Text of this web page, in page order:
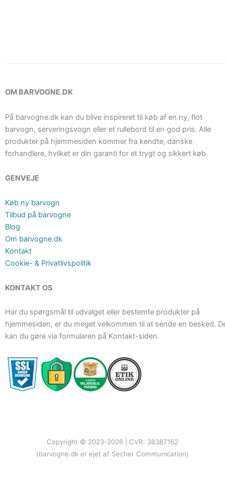
OM BARVOGNE.DK
På barvogne.dk kan du blive inspireret til køb af en ny, flot
barvogn, serveringsvogn eller et rullebord til en god pris. Alle
produkter på hjemmesiden kommer fra kendte, danske
forhandlere, hvilket er din garanti for et trygt og sikkert køb.
GENVEJE
Køb ny barvogn
Tilbud på barvogne
Blog
Om barvogne.dk
Kontakt
Cookie- & Privatlivspolitik
KONTAKT OS
Har du spørgsmål til udvalget eller bestemte produkter på
hjemmesiden, er du meget velkommen til at sende en besked.
kan du gøre via formularen på Kontakt-siden.
Copyright © 2023-2026 | CVR: 38387162
(barvogne.dk er ejet af Secher Communication)